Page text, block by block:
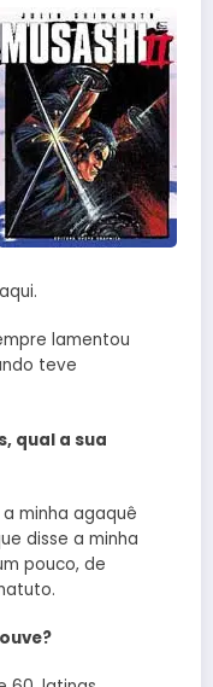
lamentou
teve
qual a sua
minha agaquê
disse a minha
pouco, de